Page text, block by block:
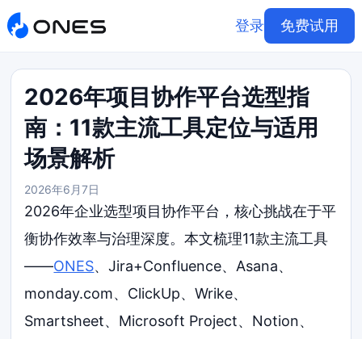
登录 免费试用
2026年项目协作平台选型指
南：11款主流工具定位与适用
场景解析
2026年6月7日
2026年企业选型项目协作平台，核心挑战在于平
衡协作效率与治理深度。本文梳理11款主流工具
——ONES、Jira+Confluence、Asana、
monday.com、ClickUp、Wrike、
Smartsheet、Microsoft Project、Notion、